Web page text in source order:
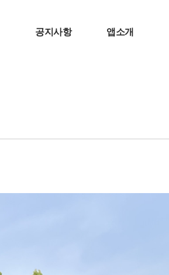
공지사항 앱소개